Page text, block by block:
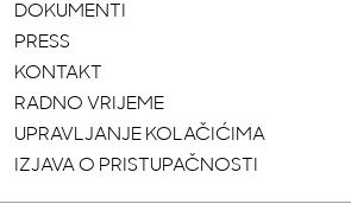
DOKUMENTI
PRESS
KONTAKT
RADNO VRIJEME
UPRAVLJANJE KOLAČIĆIMA
IZJAVA O PRISTUPAČNOSTI